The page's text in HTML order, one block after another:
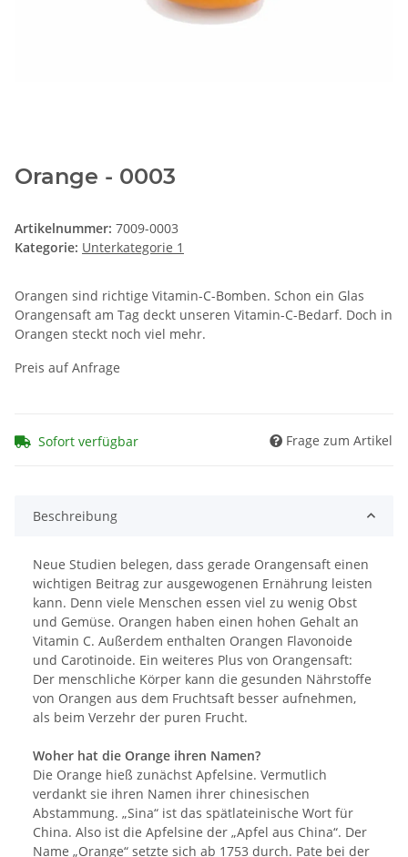
Orange - 0003
Artikelnummer: 7009-0003
Kategorie: Unterkategorie 1
Orangen sind richtige Vitamin-C-Bomben. Schon ein Glas
Orangensaft am Tag deckt unseren Vitamin-C-Bedarf. Doch in
Orangen steckt noch viel mehr.
Preis auf Anfrage
Sofort verfügbar Frage zum Artikel
Beschreibung
Neue Studien belegen, dass gerade Orangensaft einen
wichtigen Beitrag zur ausgewogenen Ernährung leisten
kann. Denn viele Menschen essen viel zu wenig Obst
und Gemüse. Orangen haben einen hohen Gehalt an
Vitamin C. Außerdem enthalten Orangen Flavonoide
und Carotinoide. Ein weiteres Plus von Orangensaft:
Der menschliche Körper kann die gesunden Nährstoffe
von Orangen aus dem Fruchtsaft besser aufnehmen,
als beim Verzehr der puren Frucht.
Woher hat die Orange ihren Namen?
Die Orange hieß zunächst Apfelsine. Vermutlich
verdankt sie ihren Namen ihrer chinesischen
Abstammung. „Sina“ ist das spätlateinische Wort für
China. Also ist die Apfelsine der „Apfel aus China“. Der
Name „Orange“ setzte sich ab 1753 durch. Pate bei der